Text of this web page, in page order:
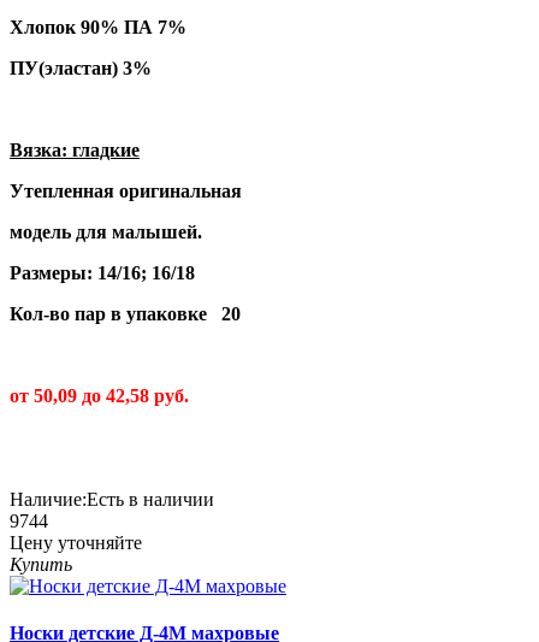
Хлопок 90% ПА 7%
ПУ(эластан) 3%
Вязка: гладкие
Утепленная оригинальная
модель для малышей.
Размеры: 14/16; 16/18
Кол-во пар в упаковке 20
от 50,09 до 42,58 руб.
Наличие:Есть в наличии
9744
Цену уточняйте
Купить
Носки детские Д-4М махровые